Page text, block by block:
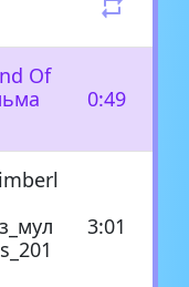
Of
0:49
3:01